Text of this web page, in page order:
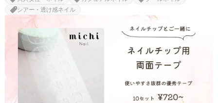
シアー・透け感ネイル